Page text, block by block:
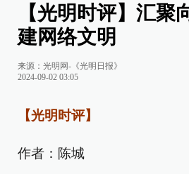
【光明时评】汇聚
建网络文明
来源： 光明网-《光明日报》
2024-09-02 03:05
【光明时评】
作者：陈城